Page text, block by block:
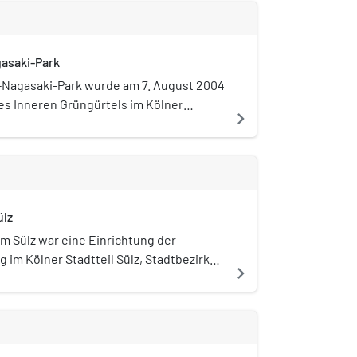
Park
Park wurde am 7. August 2004
Inneren Grüngürtels im Kölner
navigate_next
Sülz war eine Einrichtung der
im Kölner Stadtteil Sülz, Stadtbezirk
Europas größtes Waisenhaus. Das
Während des Dritten Reichs war
navigate_next